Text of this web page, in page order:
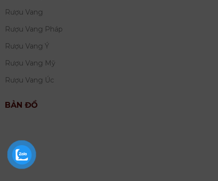
Rượu Vang
Rượu Vang Pháp
Rượu Vang Ý
Rượu Vang Mỹ
Rượu Vang Úc
BẢN ĐỒ